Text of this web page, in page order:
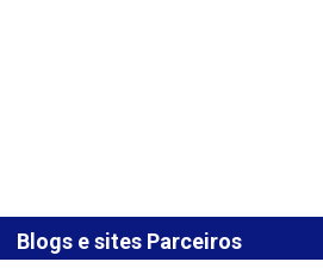
Blogs e sites Parceiros